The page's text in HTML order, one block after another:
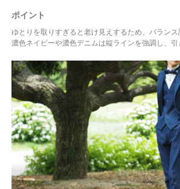
ポイント
ゆとりを取りすぎると老け見えするため、バランス
濃色ネイビーや濃色デニムは縦ラインを強調し、引